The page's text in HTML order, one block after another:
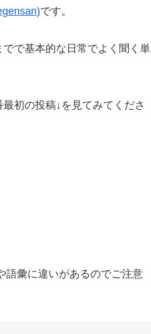
です。
で基本的な日常でよく聞く単
初の投稿↓を見てみてくださ
語彙に違いがあるのでご注意